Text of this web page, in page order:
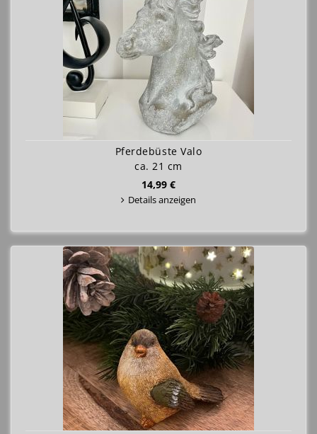
Pferdebüste Valo
ca. 21 cm
14,99 €
Details anzeigen